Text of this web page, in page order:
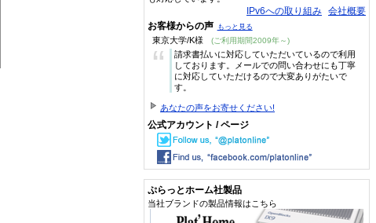
IPv6への取り組み 会社概要
お客様からの声 もっと見る
東京大学/K様 (ご利用期間2009年～)
“
請求書払いに対応していただいているので利用
しております。メールでの問い合わせにも丁寧
に対応していただけるので大変ありがたいで
す。
あなたの声をお寄せください!
公式アカウント / ページ
ぷらっとホーム社製品
当社ブランドの製品情報はこちら